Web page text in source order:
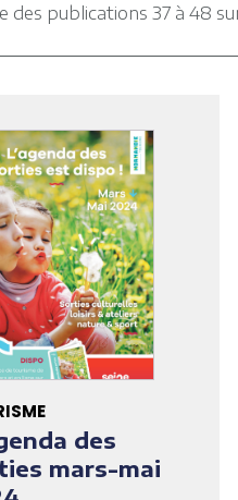
des publications 37 à 48
des
mars-mai